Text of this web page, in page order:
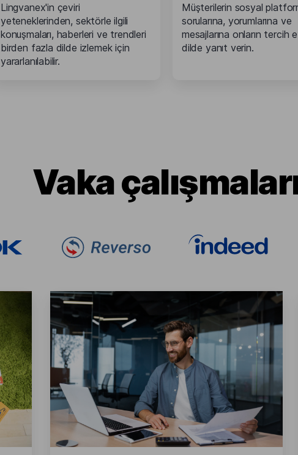
Lingvanex'in çeviri
yeteneklerinden, sektörle ilgili
konuşmaları, haberleri ve trendleri
birden fazla dilde izlemek için
yararlanılabilir.
Müşterilerin sosyal
sorularına, yorumlarına ve
mesajlarına onların tercih
dilde yanıt verin.
Vaka